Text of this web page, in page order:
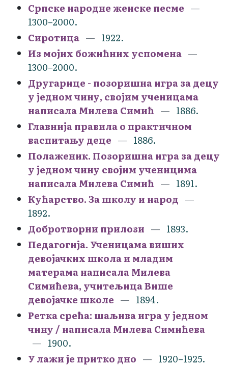
Српске народне женске песме
1300–2000.
Сиротица
1922.
Из мојих божићних успомена
1300–2000.
Другарице - позоришна игра за децу
у једном чину, својим ученицама
написала Милева Симић
1886.
Главнија правила о практичном
васпитању деце
1886.
Полаженик. Позоришна игра за децу
у једном чину својим ученицима
написала Милева Симић
1891.
Кућарство. За школу и народ
1892.
Добротворни прилози
1893.
Педагогија. Ученицама виших
девојачких школа и младим
матерама написала Милева
Симићева, учитељица Више
девојачке школе
1894.
Ретка срећа: шаљива игра у једном
чину / написала Милева Симићева
1900.
У лажи је притко дно
1920–1925.